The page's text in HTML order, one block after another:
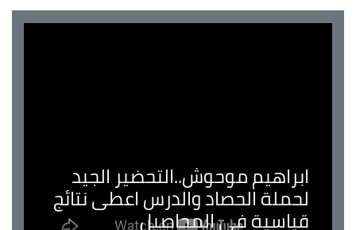
ابراهيم موحوش..التحضير الجيد
لحملة الحصاد والدرس اعطى نتائج
قياسية في المحاصيل